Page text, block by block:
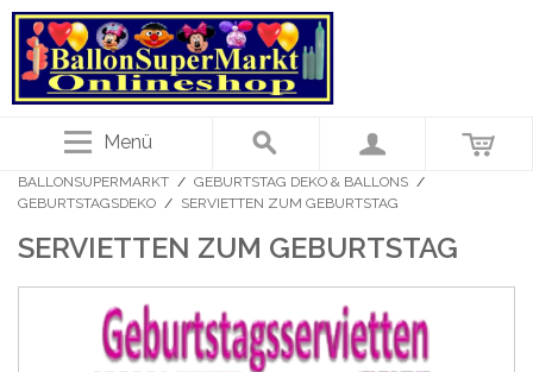
Menü
BALLONSUPERMARKT / GEBURTSTAG DEKO & BALLONS /
GEBURTSTAGSDEKO / SERVIETTEN ZUM GEBURTSTAG
SERVIETTEN ZUM GEBURTSTAG